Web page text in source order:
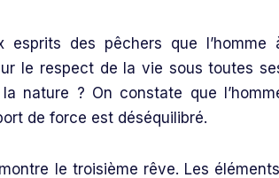
des pêchers que l’homme
le respect de la vie sous toutes
nature ? On constate que
de force est déséquilibré.
le troisième rêve. Les